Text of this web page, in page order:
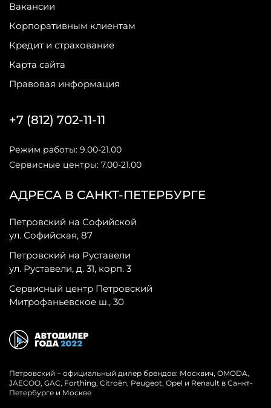
Вакансии
Корпоративным клиентам
Кредит и страхование
Карта сайта
Правовая информация
АДРЕСА В САНКТ-ПЕТЕРБУРГЕ
Петровский на Софийской
ул. Софийская, 87
Петровский на Руставели
ул. Руставели, д. 31, корп. 3
Сервисный центр Петровский
Митрофаньевское ш., 30
+7 (812) 702-11-11
Режим работы: 9.00-21.00
Сервисные центры: 7.00-21.00
Петровский − официальный дилер брендов: Москвич, OMODA,
JAECOO, GAC, Forthing, Citroёn, Peugeot, Opel и Renault в Санкт-
Петербурге и Москве